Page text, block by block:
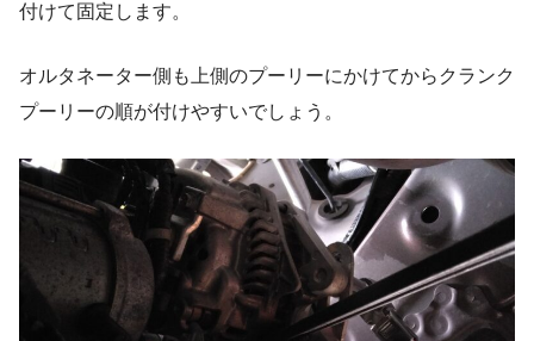
付けて固定します。
オルタネーター側も上側のプーリーにかけてからクランク
プーリーの順が付けやすいでしょう。